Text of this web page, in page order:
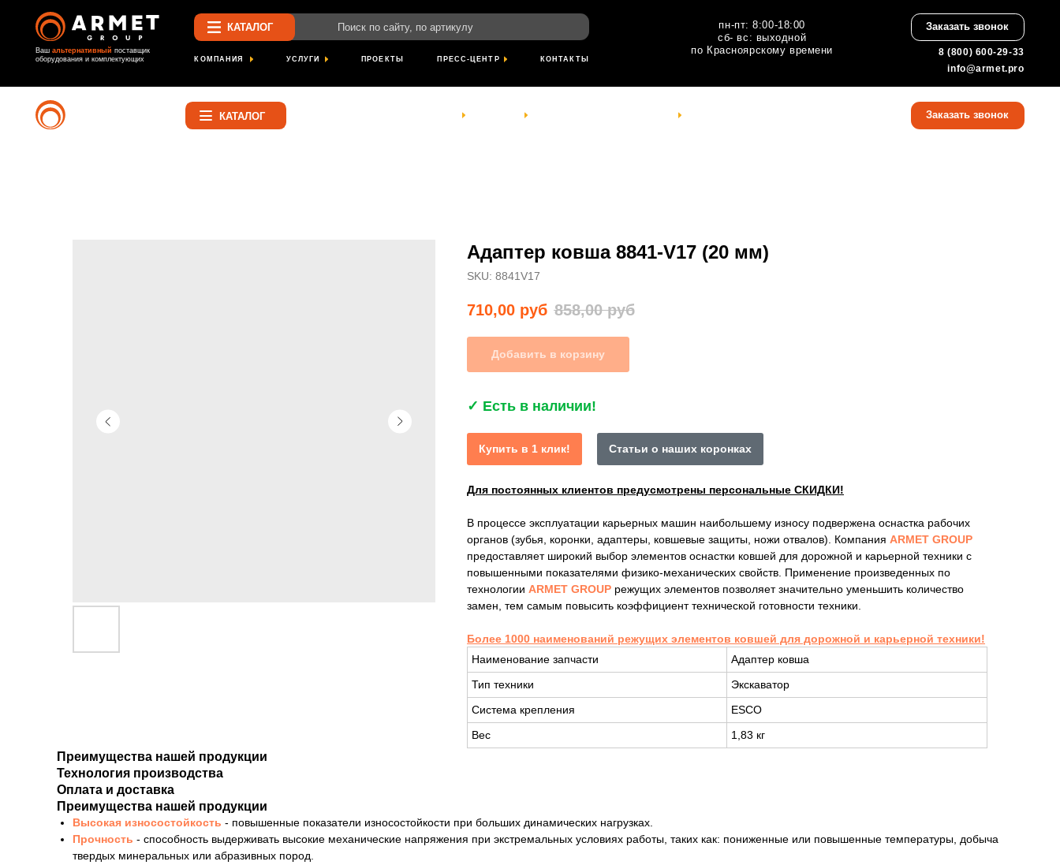
пн-пт: 8:00-18:00
сб- вс: выходной
по Красноярскому времени
поставщик
оборудования и комплектующих
Поиск по сайту, по артикулу
КАТАЛОГ
КАТАЛОГ
Адаптер ковша 8841-V17 (20 мм)
SKU: 8841V17
710,00 руб 858,00 руб
Добавить в корзину
✓ Есть в наличии!
Купить в 1 клик! Статьи о наших коронках
Для постоянных клиентов предусмотрены персональные СКИДКИ!
В процессе эксплуатации карьерных машин наибольшему износу подвержена оснастка рабочих
органов (зубья, коронки, адаптеры, ковшевые защиты, ножи отвалов). Компания ARMET GROUP
предоставляет широкий выбор элементов оснастки ковшей для дорожной и карьерной техники с
повышенными показателями физико-механических свойств. Применение произведенных по
технологии ARMET GROUP режущих элементов позволяет значительно уменьшить количество
замен, тем самым повысить коэффициент технической готовности техники.
Более 1000 наименований режущих элементов ковшей для дорожной и карьерной техники!
Наименование запчасти
Адаптер ковша
Тип техники
Экскаватор
Система крепления
ESCO
Вес
1,83 кг
Преимущества нашей продукции
Технология производства
Оплата и доставка
Преимущества нашей продукции
Высокая износостойкость - повышенные показатели износостойкости при больших динамических нагрузках.
Прочность - способность выдерживать высокие механические напряжения при экстремальных условиях работы, таких как: пониженные или повышенные температуры, добыча
твердых минеральных или абразивных пород.